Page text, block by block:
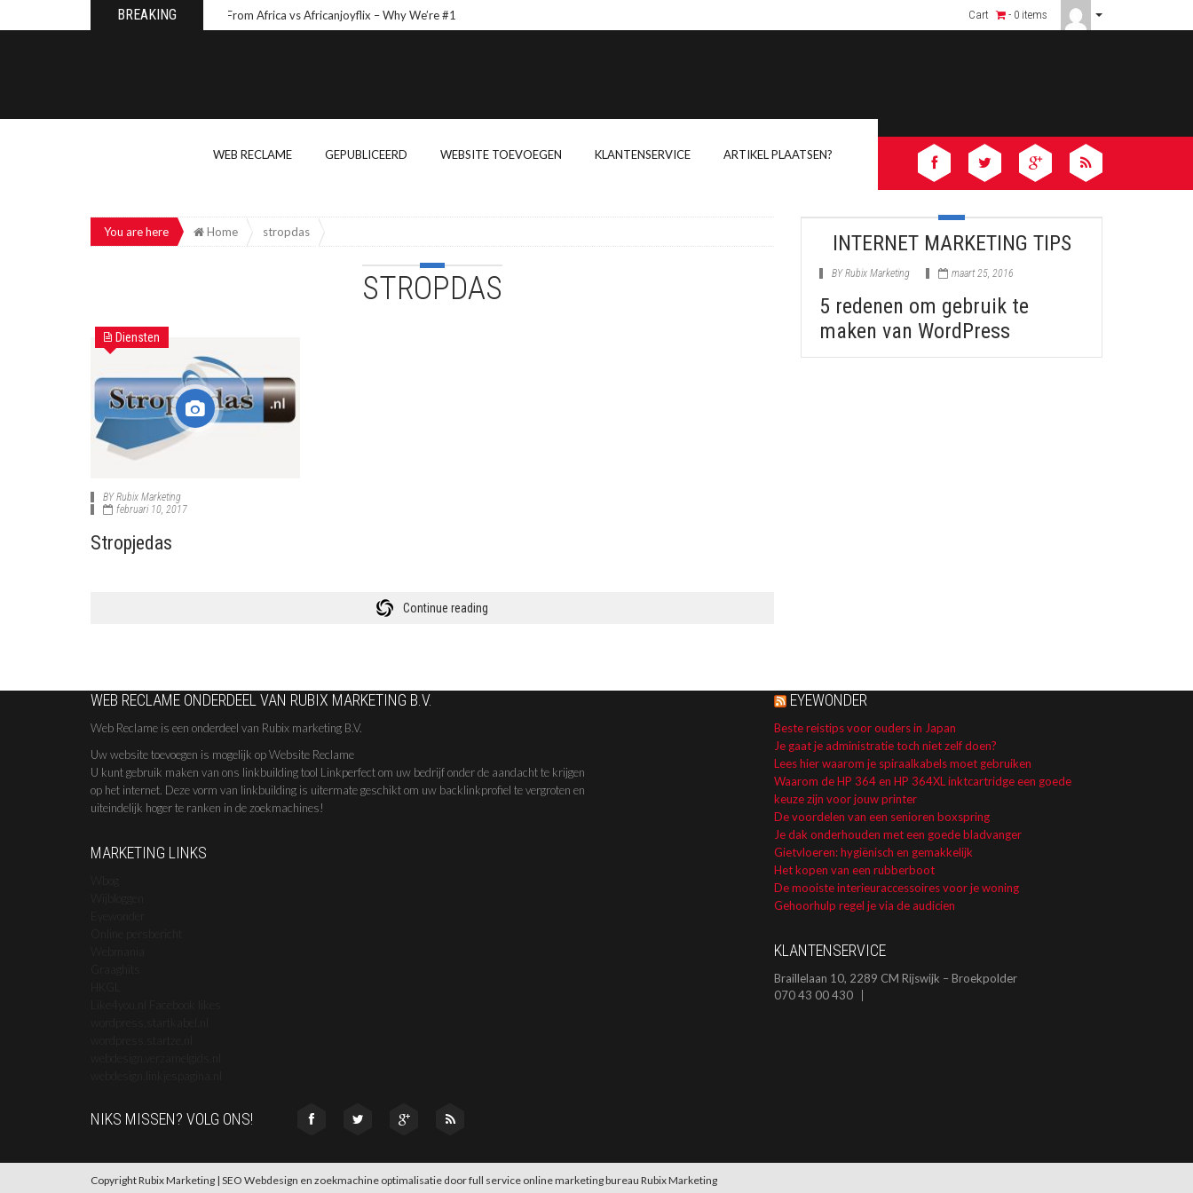
BREAKINGWishes From Africa vs Africanjoyflix – Why We’re #1 Wishes From Africa vs Africanjoyflix – Why We’re #1
Cart - 0 items
WEB RECLAME GEPUBLICEERD WEBSITE TOEVOEGEN KLANTENSERVICE ARTIKEL PLAATSEN?
You are here Home stropdas
STROPDAS
Diensten
BYRubix Marketing
februari 10, 2017
Stropjedas
Continue reading
INTERNET MARKETING TIPS
BYRubix Marketing maart 25, 2016
5 redenen om gebruik te
maken van WordPress
WEB RECLAME ONDERDEEL VAN RUBIX MARKETING B.V.
Web Reclame is een onderdeel van Rubix marketing B.V.
Uw website toevoegen is mogelijk op Website Reclame
U kunt gebruik maken van ons linkbuilding tool Linkperfect om uw bedrijf onder de aandacht te krijgen
op het internet. Deze vorm van linkbuilding is uitermate geschikt om uw backlinkprofiel te vergroten en
uiteindelijk hoger te ranken in de zoekmachines!
MARKETING LINKS
NIKS MISSEN? VOLG ONS!
EYEWONDER
Beste reistips voor ouders in Japan
Je gaat je administratie toch niet zelf doen?
Lees hier waarom je spiraalkabels moet gebruiken
Waarom de HP 364 en HP 364XL inktcartridge een goede
keuze zijn voor jouw printer
De voordelen van een senioren boxspring
Je dak onderhouden met een goede bladvanger
Gietvloeren: hygiënisch en gemakkelijk
Het kopen van een rubberboot
De mooiste interieuraccessoires voor je woning
Gehoorhulp regel je via de audicien
KLANTENSERVICE
Braillelaan 10, 2289 CM Rijswijk – Broekpolder
070 43 00 430
Copyright Rubix Marketing | SEO Webdesign en zoekmachine optimalisatie door full service online marketing bureau Rubix Marketing